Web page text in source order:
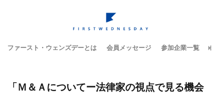
ファースト・ウェンズデーとは 会員メッセージ 参加企業一覧 テ
「Ｍ＆Ａについてー法律家の視点で見る機会